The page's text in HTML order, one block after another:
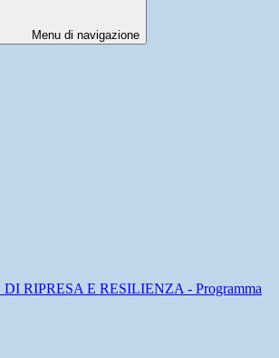
Menu di navigazione
DI RIPRESA E RESILIENZA - Programma